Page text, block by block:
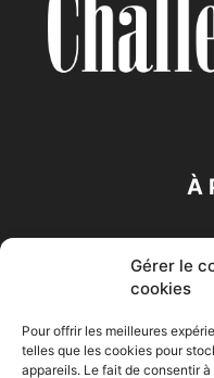
Gérer le
cookies
Pour offrir les meilleures
telles que les cookies pour
appareils. Le fait de consentir
À